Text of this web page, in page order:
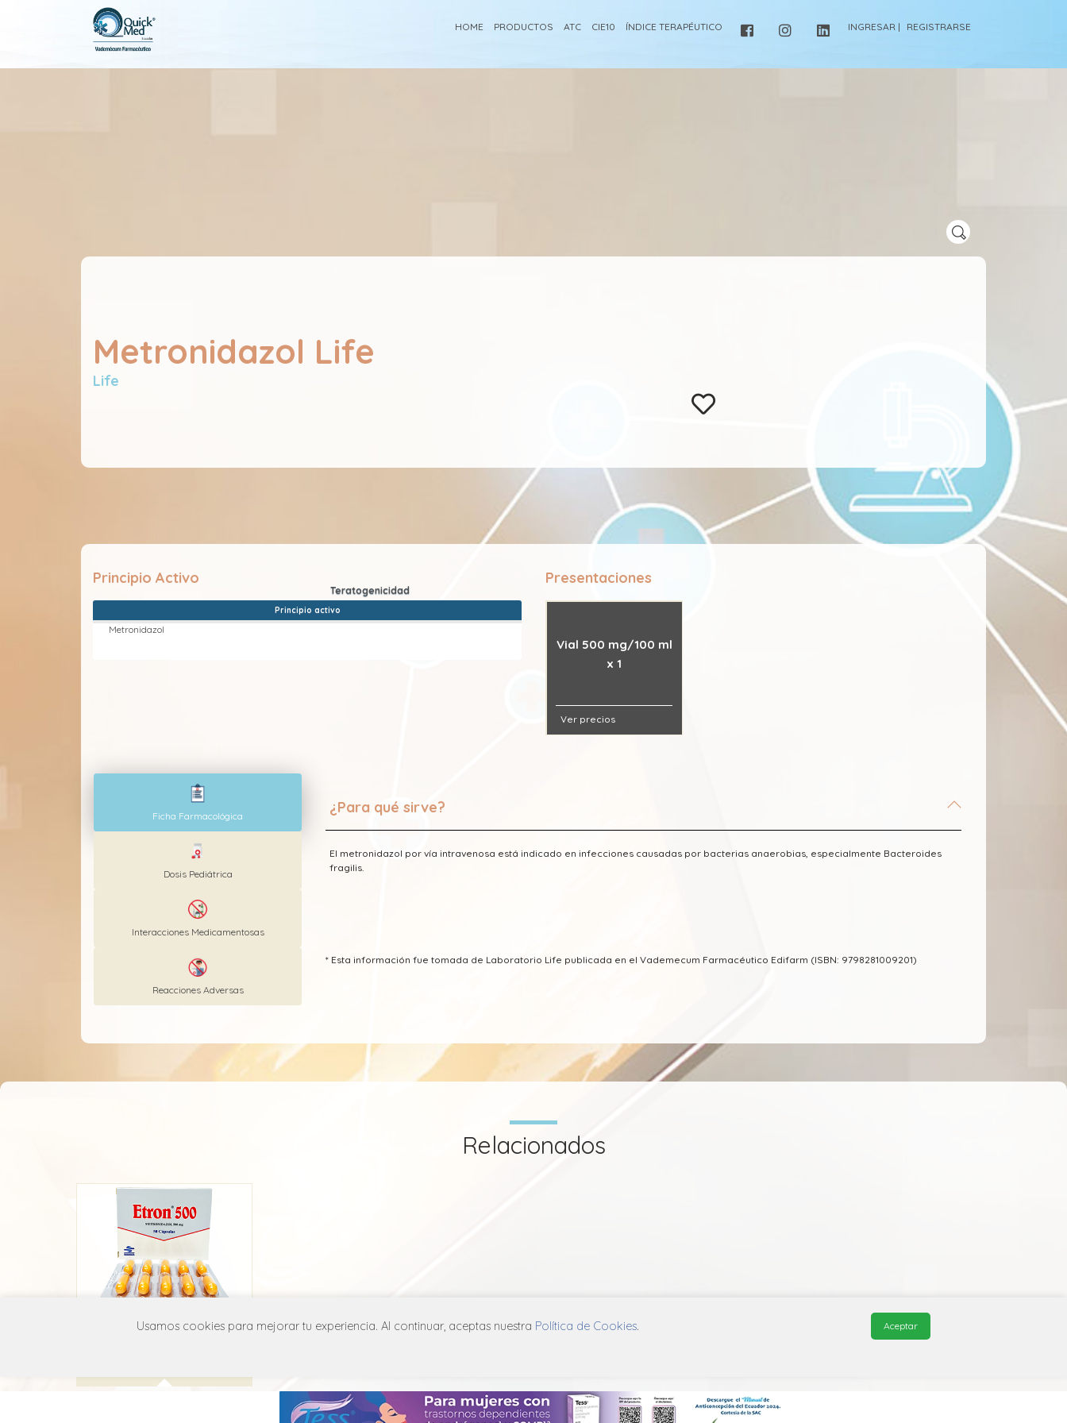
HOME PRODUCTOS ATC CIE10 ÍNDICE TERAPÉUTICO INGRESAR | REGISTRARSE
Metronidazol Life
Life
Principio Activo
Principio activo
Metronidazol
Presentaciones
Vial 500 mg/100 ml
x 1
Ver precios
Ficha Farmacológica
Dosis Pediátrica
Interacciones Medicamentosas
Reacciones Adversas
¿Para qué sirve?
El metronidazol por vía intravenosa está indicado en infecciones causadas por bacterias anaerobias, especialmente Bacteroides
fragilis.
* Esta información fue tomada de Laboratorio Life publicada en el Vademecum Farmacéutico Edifarm (ISBN: 9798281009201)
Relacionados
Etron
Usamos cookies para mejorar tu experiencia. Al continuar, aceptas nuestra Política de Cookies. Aceptar